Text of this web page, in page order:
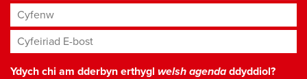
Cyfenw
Cyfeiriad E-bost*
Ydych chi am dderbyn erthygl welsh agendaddyddiol?